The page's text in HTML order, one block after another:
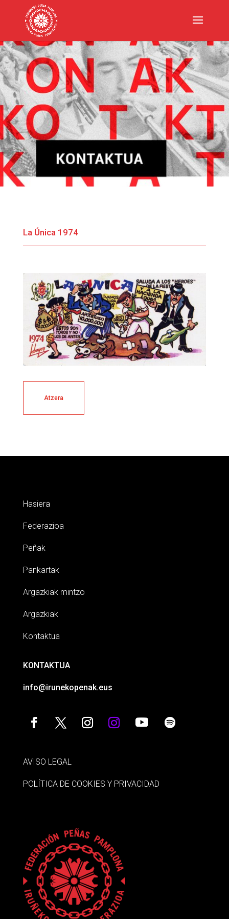
La Única 1974
Atzera
Hasiera
Federazioa
Peñak
Pankartak
Argazkiak mintzo
Argazkiak
Kontaktua
KONTAKTUA
info@irunekopenak.eus
AVISO LEGAL
POLÍTICA DE COOKIES Y PRIVACIDAD